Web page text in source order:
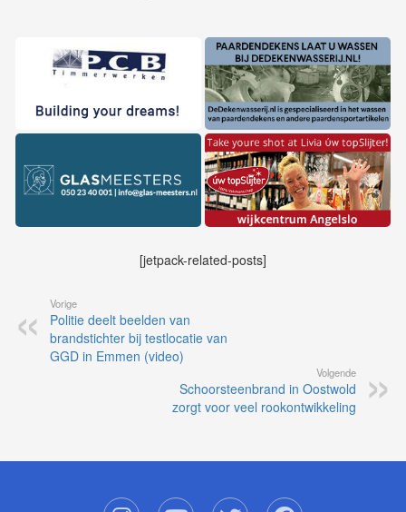
[jetpack-related-posts]
Vorige
Politie deelt beelden van
brandstichter bij testlocatie van
GGD in Emmen (video)
Volgende
Schoorsteenbrand in Oostwold
zorgt voor veel rookontwikkeling